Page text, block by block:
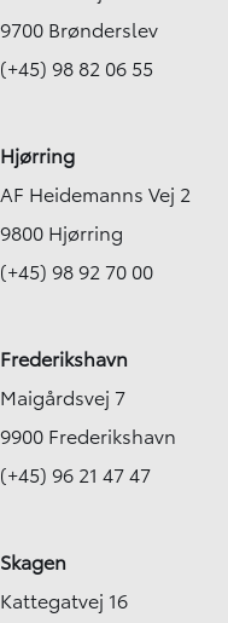
9700 Brønderslev
(+45) 98 82 06 55
Hjørring
AF Heidemanns Vej 2
9800 Hjørring
(+45) 98 92 70 00
Frederikshavn
Maigårdsvej 7
9900 Frederikshavn
(+45) 96 21 47 47
Skagen
Kattegatvej 16